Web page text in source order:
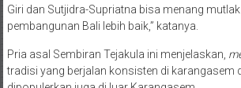
Giri dan Sutjidra-Supriatna bisa menang
pembangunan Bali lebih baik,” katanya.
Pria asal Sembiran Tejakula ini menjelaskan,
tradisi yang berjalan konsisten di karangasem